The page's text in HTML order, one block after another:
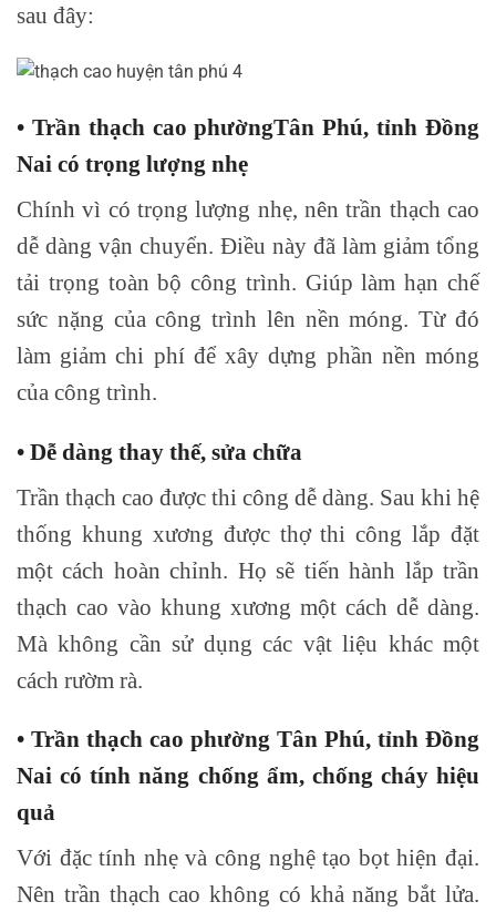
sau đây:
• Trần thạch cao phườngTân Phú, tỉnh Đồng
Nai có trọng lượng nhẹ
Chính vì có trọng lượng nhẹ, nên trần thạch cao
dễ dàng vận chuyển. Điều này đã làm giảm tổng
tải trọng toàn bộ công trình. Giúp làm hạn chế
sức nặng của công trình lên nền móng. Từ đó
làm giảm chi phí để xây dựng phần nền móng
của công trình.
• Dễ dàng thay thế, sửa chữa
Trần thạch cao được thi công dễ dàng. Sau khi hệ
thống khung xương được thợ thi công lắp đặt
một cách hoàn chỉnh. Họ sẽ tiến hành lắp trần
thạch cao vào khung xương một cách dễ dàng.
Mà không cần sử dụng các vật liệu khác một
cách rườm rà.
• Trần thạch cao phường Tân Phú, tỉnh Đồng
Nai có tính năng chống ẩm, chống cháy hiệu
quả
Với đặc tính nhẹ và công nghệ tạo bọt hiện đại.
Nên trần thạch cao không có khả năng bắt lửa.